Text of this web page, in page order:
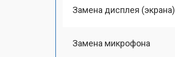
Замена дисплея (экрана)
Замена микрофона